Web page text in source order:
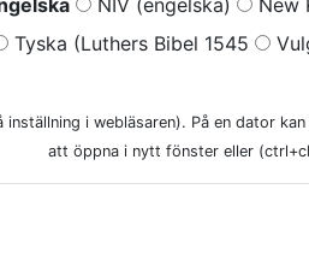
Tyska (Luthers Bibel 1545
i webläsaren). På en dator
att öppna i nytt fönster eller